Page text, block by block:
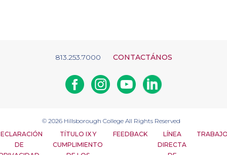
813.253.7000 CONTACTÁNOS
FacebookInstagramYoutubeLinkedin
© 2026 Hillsborough College All Rights Reserved
DE
TÍTULO IX Y
CUMPLIMIENTO
FEEDBACK
LÍNEA
DIRECTA